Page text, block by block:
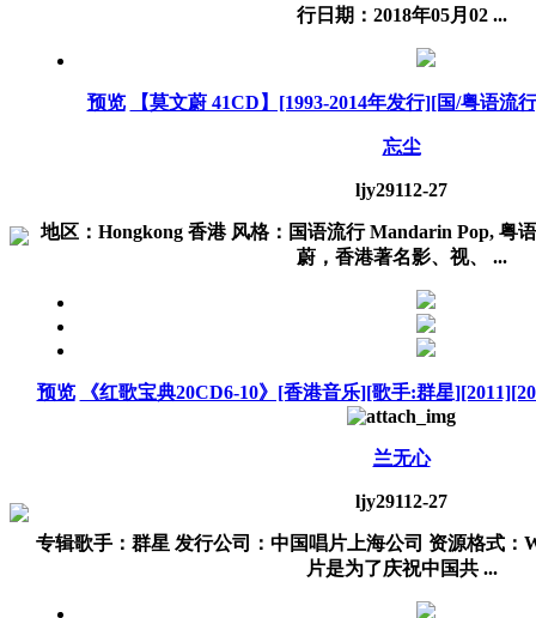
行日期：2018年05月02 ...
预览 【莫文蔚 41CD】[1993-2014年发行][国/粤语流
忘尘
ljy29112-27
地区：Hongkong 香港 风格：国语流行 Mandarin Pop, 粤
蔚，香港著名影、视、 ...
预览 《红歌宝典20CD6-10》[香港音乐][歌手:群星
兰无心
ljy29112-27
专辑歌手：群星 发行公司：中国唱片上海公司 资源格式：
片是为了庆祝中国共 ...